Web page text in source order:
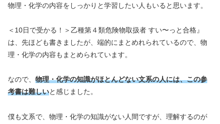
物理・化学の内容をしっかりと学習したい人もいると思います。
＜10日で受かる！＞乙種第４類危険物取扱者 すい〜っと合格』
は、先ほども書きましたが、端的にまとめれられているので、物
理・化学の内容もまとめられています。
なので、 物理・化学の知識がほとんどない文系の人には、この参
考書は難しいと感じました。
僕も文系で、物理・化学の知識がない人間ですが、理解するのが